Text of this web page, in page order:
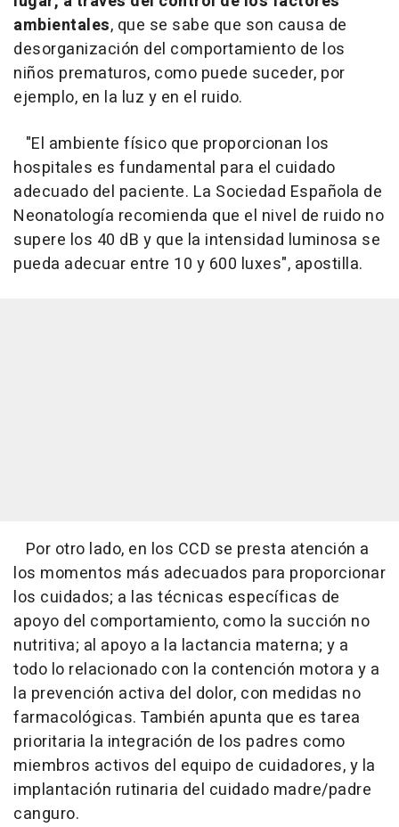
ambientales, que se sabe que son causa de
desorganización del comportamiento de los
niños prematuros, como puede suceder, por
ejemplo, en la luz y en el ruido.
"El ambiente físico que proporcionan los
hospitales es fundamental para el cuidado
adecuado del paciente. La Sociedad Española de
Neonatología recomienda que el nivel de ruido no
supere los 40 dB y que la intensidad luminosa se
pueda adecuar entre 10 y 600 luxes", apostilla.
Por otro lado, en los CCD se presta atención a
los momentos más adecuados para proporcionar
los cuidados; a las técnicas específicas de
apoyo del comportamiento, como la succión no
nutritiva; al apoyo a la lactancia materna; y a
todo lo relacionado con la contención motora y a
la prevención activa del dolor, con medidas no
farmacológicas. También apunta que es tarea
prioritaria la integración de los padres como
miembros activos del equipo de cuidadores, y la
implantación rutinaria del cuidado madre/padre
canguro.